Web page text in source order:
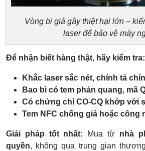
Vòng bi giả gây thiệt hại lớn –
laser để bảo vệ máy
Để nhận biết hàng thật, hãy kiểm tra:
Khắc laser sắc nét, chính tả
Bao bì có tem phản quang, mã
Có chứng chỉ CO-CQ khớp với
Tem NFC chống giả hoặc công
Giải pháp tốt nhất: Mua từ nhà
quyền, không qua trung gian